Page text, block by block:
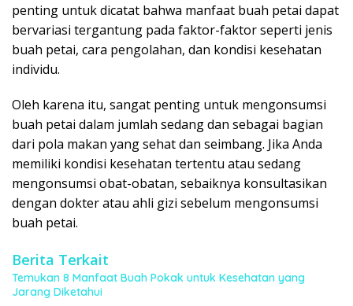
penting untuk dicatat bahwa manfaat buah petai dapat
bervariasi tergantung pada faktor-faktor seperti jenis
buah petai, cara pengolahan, dan kondisi kesehatan
individu.
Oleh karena itu, sangat penting untuk mengonsumsi
buah petai dalam jumlah sedang dan sebagai bagian
dari pola makan yang sehat dan seimbang. Jika Anda
memiliki kondisi kesehatan tertentu atau sedang
mengonsumsi obat-obatan, sebaiknya konsultasikan
dengan dokter atau ahli gizi sebelum mengonsumsi
buah petai.
Berita Terkait
Temukan 8 Manfaat Buah Pokak untuk Kesehatan yang
Jarang Diketahui